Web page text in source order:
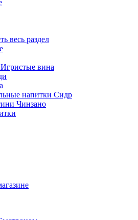
весь раздел
вина
напитки Сидр
Чинзано